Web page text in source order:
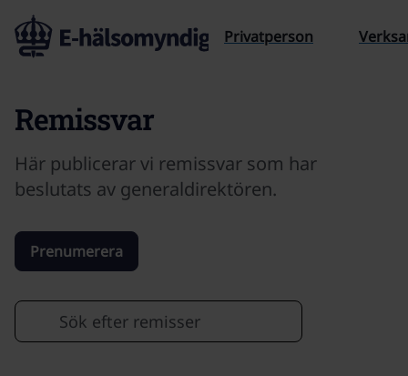
Till sidans innehåll
Privatperson
Remissvar
Här publicerar vi remissvar som har
beslutats av generaldirektören.
Prenumerera
Sök efter